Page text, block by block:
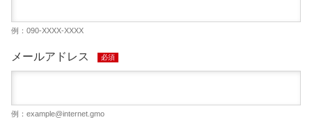
例：090-XXXX-XXXX
メールアドレス 必須
例： example@internet.gmo